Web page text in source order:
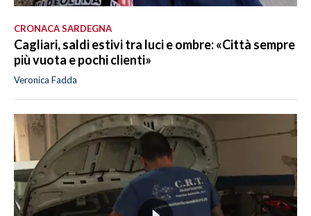
CRONACA SARDEGNA
Cagliari, saldi estivi tra luci e ombre: «Città sempre
più vuota e pochi clienti»
Veronica Fadda